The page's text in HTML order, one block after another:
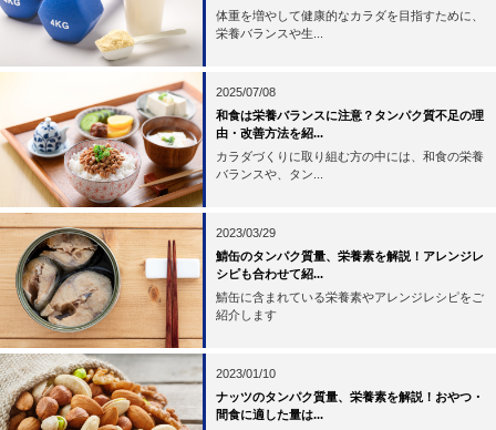
体重を増やして健康的なカラダを目指すために、
栄養バランスや生...
2025/07/08
和食は栄養バランスに注意？タンパク質不足の理
由・改善方法を紹...
カラダづくりに取り組む方の中には、和食の栄養
バランスや、タン...
2023/03/29
鯖缶のタンパク質量、栄養素を解説！アレンジレ
シピも合わせて紹...
鯖缶に含まれている栄養素やアレンジレシピをご
紹介します
2023/01/10
ナッツのタンパク質量、栄養素を解説！おやつ・
間食に適した量は...